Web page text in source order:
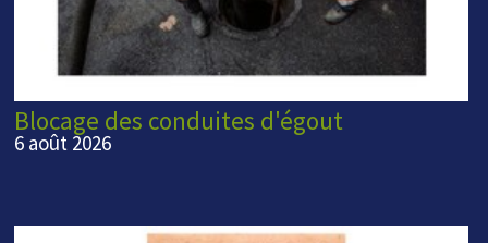
Blocage des conduites d'égout
6 août 2026